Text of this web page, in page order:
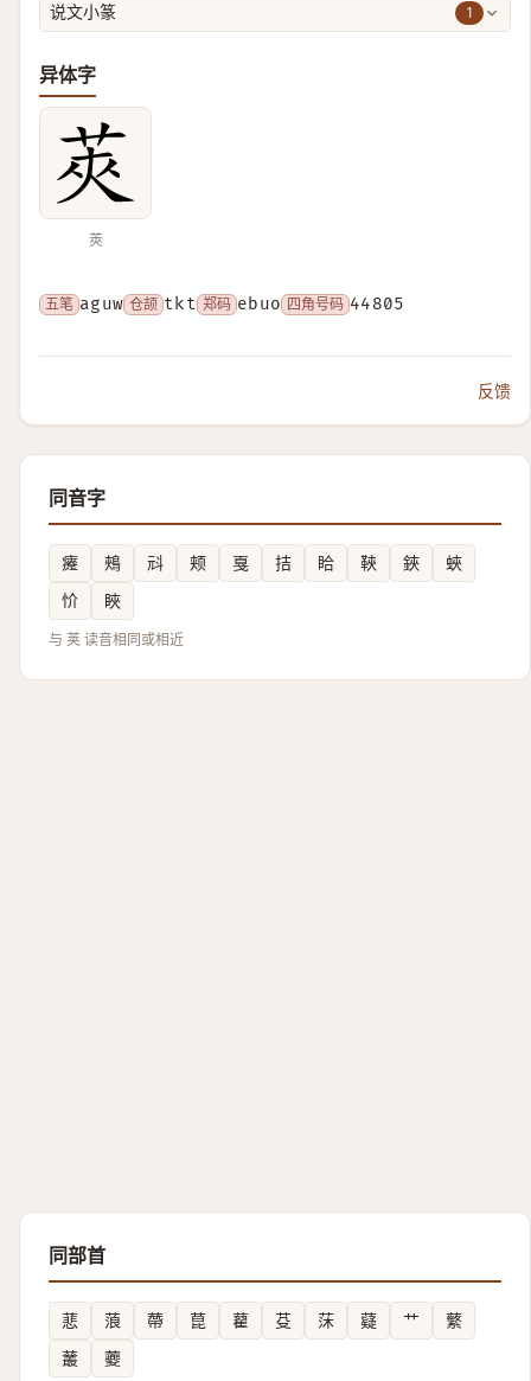
说文小篆 1
异体字
莢
五笔 aguw 仓颉 tkt 郑码 ebuo 四角号码 44805
反馈
同音字
㿓 鵊 㪴 颊 戛 拮 䀫 䩡 鋏
蛺
忦
䀹
与 荚 读音相同或相近
同部首
蕜 蒗 蔕 菎 藋 芟 莯 薿 艹
蘩
䕺
蘷